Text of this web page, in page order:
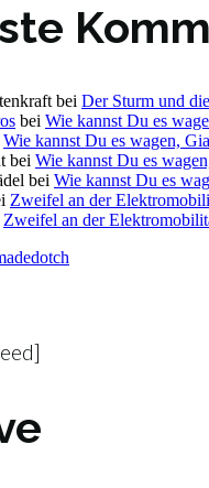
bei Der Sturm und
bei Wie kannst Du es
Wie kannst Du es wagen,
bei Wie kannst Du es
bei Wie kannst Du es
Zweifel an der
Zweifel an der